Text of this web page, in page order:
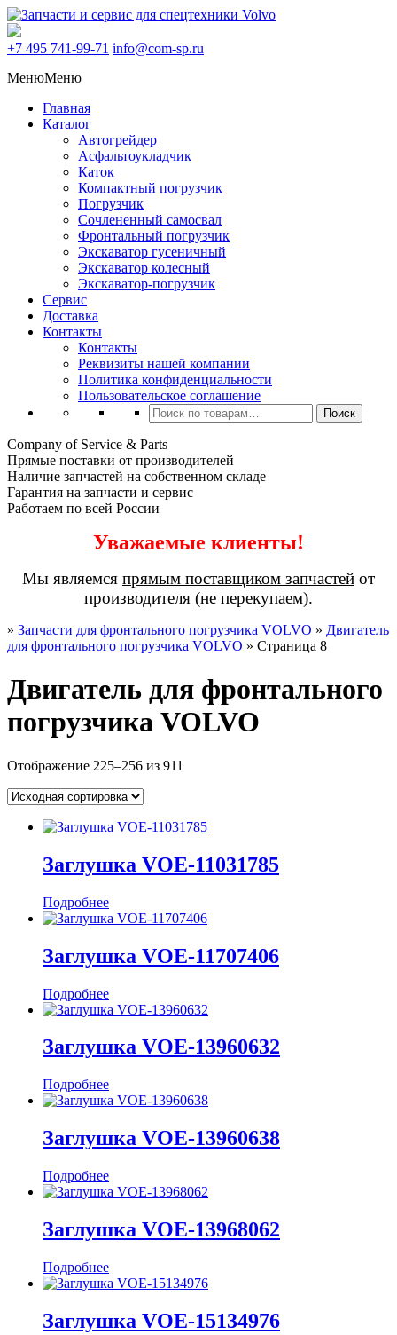
+7 495 741-99-71 info@com-sp.ru
МенюМеню
Главная
Каталог
Автогрейдер
Асфальтоукладчик
Каток
Компактный погрузчик
Погрузчик
Сочлененный самосвал
Фронтальный погрузчик
Экскаватор гусеничный
Экскаватор колесный
Экскаватор-погрузчик
Сервис
Доставка
Контакты
Контакты
Реквизиты нашей компании
Политика конфиденциальности
Пользовательское соглашение
Искать:
Поиск
Company of Service & Parts
Прямые поставки от производителей
Наличие запчастей на собственном складе
Гарантия на запчасти и сервис
Работаем по всей России
Уважаемые клиенты!
Мы являемся прямым поставщиком запчастей от
производителя (не перекупаем).
» Запчасти для фронтального погрузчика VOLVO » Двигатель
для фронтального погрузчика VOLVO » Страница 8
Двигатель для фронтального
погрузчика VOLVO
Отображение 225–256 из 911
Заглушка VOE-11031785
Подробнее
Заглушка VOE-11707406
Подробнее
Заглушка VOE-13960632
Подробнее
Заглушка VOE-13960638
Подробнее
Заглушка VOE-13968062
Подробнее
Заглушка VOE-15134976